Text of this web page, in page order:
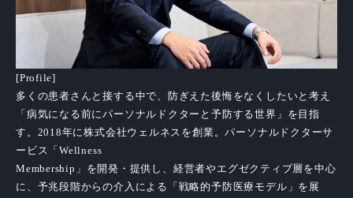
[Profile]
多くの患者さんと接する中で、防ぎえた後悔をなくしたいと考え
「病気になる前にパーソナルドクターと予防する世界」を目指
す。2018年に株式会社ウェルネスを創業。パーソナルドクターサ
ービス「Wellness
Membership」を開発・提供し、経営者やエグゼクティブ層を中心
に、予兆段階からの介入による「戦略的予防医療モデル」を展